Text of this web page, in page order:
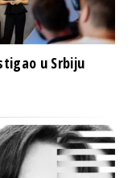
u Srbiju